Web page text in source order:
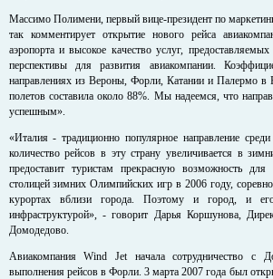
Массимо Полимени, первый вице-президент по
так комментирует открытие нового рейса
аэропорта и высокое качество услуг,
перспективы для развития авиакомпании.
направлениях из Вероны, Форли, Катании и Палермо в
полетов составила около 88%. Мы надеемся, что
успешным».
«Италия - традиционно популярное направление
количество рейсов в эту страну увеличивается в
предоставит туристам прекрасную возможность
столицей зимних Олимпийских игр в 2006 году,
курортах вблизи города. Поэтому и город, и его
инфраструктурой», - говорит Дарья Коршунова,
Домодедово.
Авиакомпания Wind Jet начала сотрудничество с
выполнения рейсов в Форли. 3 марта 2007 года был